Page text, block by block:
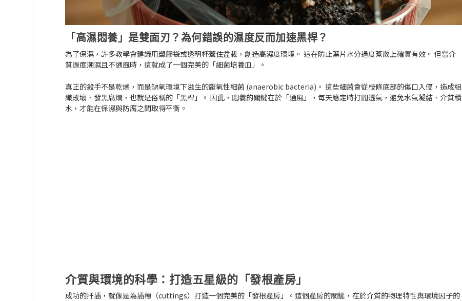
「高濕悶養」是雙面刃？為何錯誤的濕度反而加速黑桿？
為了保濕，許多教學會建議用塑膠袋或透明杯蓋住盆栽，創造高濕度環境。 這在防止葉片水分過度蒸散上確實有效。 但當介
質過度潮濕且不通風時，這就成了一個完美的「細菌培養皿」。
真正的殺手不是乾燥，而是缺氧環境下滋生的厭氧性細菌 (anaerobic bacteria) 。 這些細菌會從枝條底部的傷口入侵，造成組
織敗壞、發黑腐爛，也就是俗稱的「黑桿」。 因此，悶養的關鍵在於「通風」，每天應定時打開透氣，避免水氣凝結、介質積
水，才能在保濕與防腐之間取得平衡。
介質與環境的科學：打造五星級的「發根產房」
成功的扦插，就像是為插穗（cuttings）打造一個完美的「發根產房」。這個產房的關鍵，在於介質的物理特性與環境因子的